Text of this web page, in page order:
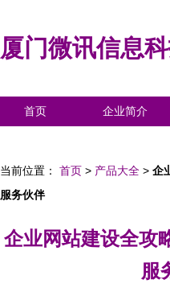
厦门微讯信息
首页 企业简介
当前位置： 首页 > 产品大全 > 企
服务伙伴
企业网站建设全攻
服